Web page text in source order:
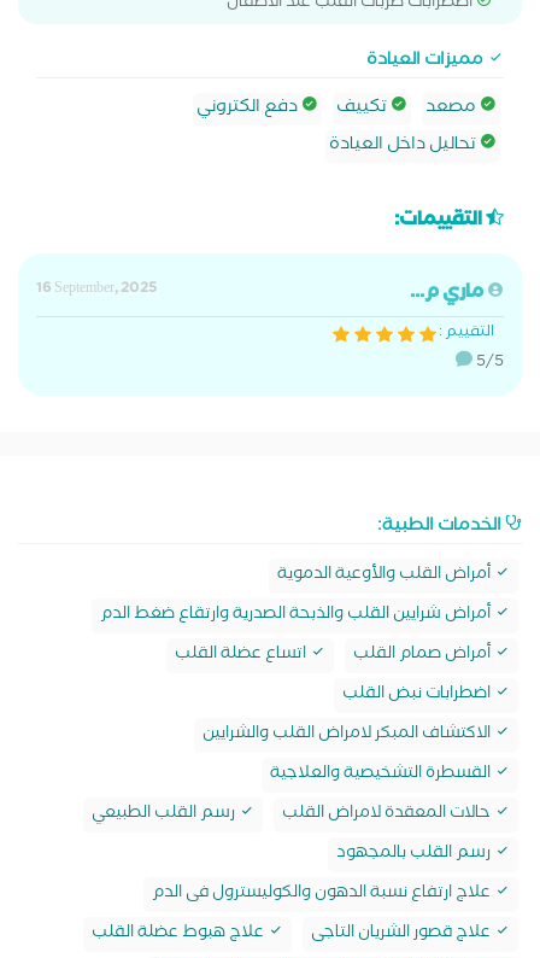
مميزات العيادة
مصعد
تكييف
دفع الكتروني
تحاليل داخل العيادة
التقييمات:
ماري م...
16 September, 2025
التقييم :
5/5
الخدمات الطبية:
أمراض القلب والأوعية الدموية
أمراض شرايين القلب والذبحة الصدرية وارتقاع ضغط الدم
أمراض صمام القلب
اتساع عضلة القلب
اضطرابات نبض القلب
الاكتشاف المبكر لامراض القلب والشرايين
القسطرة التشخيصية والعلاجية
حالات المعقدة لامراض القلب
رسم القلب الطبيعي
رسم القلب بالمجهود
علاج ارتفاع نسبة الدهون والكوليسترول فى الدم
علاج قصور الشريان التاجى
علاج هبوط عضلة القلب